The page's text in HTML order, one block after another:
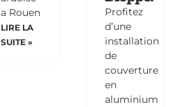
a Rouen
LIRE LA
SUITE »
Profitez
d’une
installation
de
couverture
en
aluminium